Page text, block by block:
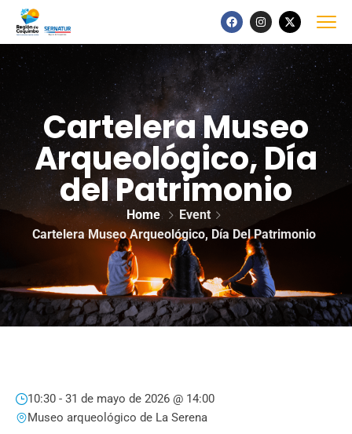
Cartelera Museo
Arqueológico, Día
del Patrimonio
Home
Event
Cartelera Museo Arqueológico, Día Del Patrimonio
10:30 - 31 de mayo de 2026 @ 14:00
Museo arqueológico de La Serena